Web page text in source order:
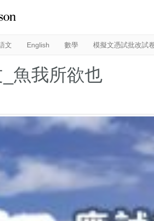
文 English 數學 模擬文憑試批改試
魚我所欲也